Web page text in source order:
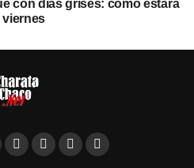
con días grises: cómo estará
viernes